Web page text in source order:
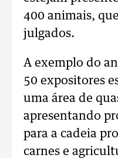
400 animais,
julgados.
A exemplo do
50 expositores
uma área de
apresentando
para a cadeia
carnes e